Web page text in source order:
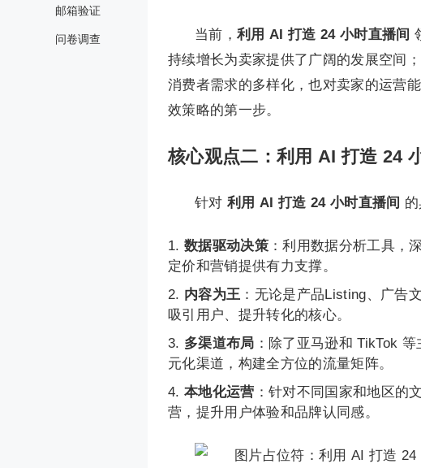
邮箱验证
问卷调查 当前， 利用 AI 打造 24 小时直播间
持续增长为卖家提供了广阔的发展空间
消费者需求的多样化，也对卖家的运营
效策略的第一步。
核心观点二：利用 AI 打造 24
针对 利用 AI 打造 24 小时直播间
数据驱动决策：利用数据分析工具，
定价和营销提供有力支撑。
内容为王 ：无论是产品Listing、广告
吸引用户、提升转化的核心。
多渠道布局 ：除了亚马逊和 TikTok
元化渠道，构建全方位的流量矩阵。
本地化运营 ：针对不同国家和地区的
营，提升用户体验和品牌认同感。